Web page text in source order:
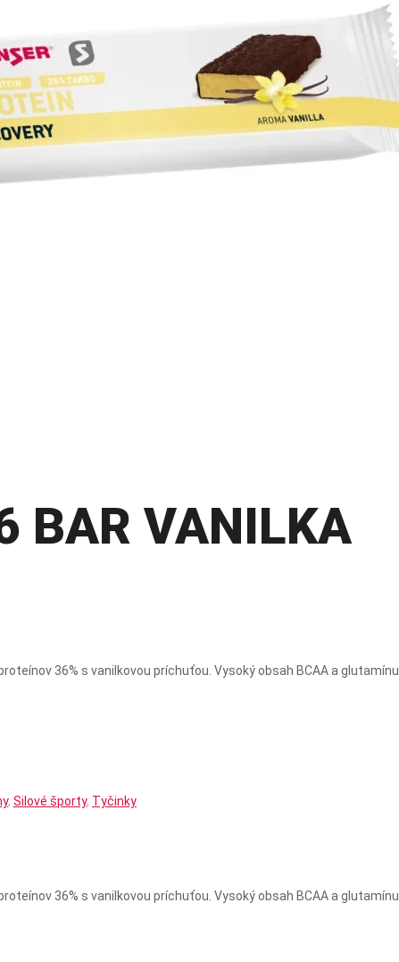
BAR VANILKA
36% s vanilkovou príchuťou. Vysoký obsah BCAA a glutamínu
, Silové športy, Tyčinky
36% s vanilkovou príchuťou. Vysoký obsah BCAA a glutamínu